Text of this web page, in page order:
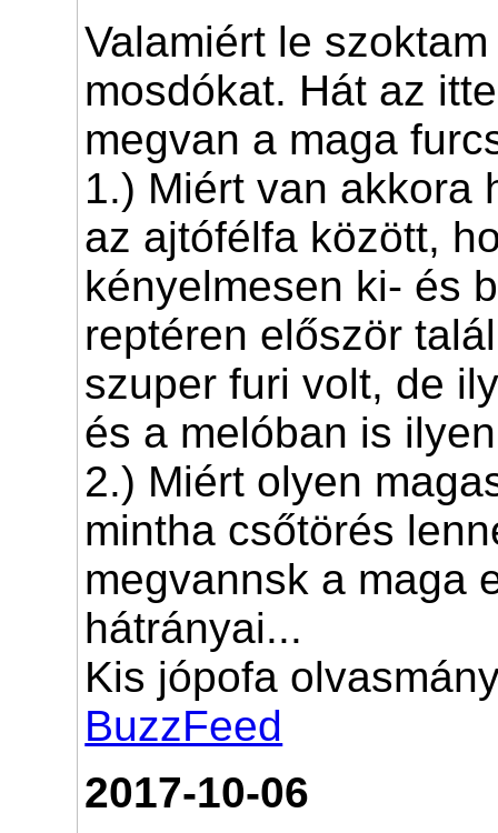
Valamiért le
mosdókat. Hát az
megvan a maga
1.) Miért van akkora
az ajtófélfa között,
kényelmesen ki- és
reptéren először
szuper furi volt, de
és a melóban is
2.) Miért olyen
mintha csőtörés
megvannsk a maga
hátrányai...
Kis jópofa
BuzzFeed
2017-10-06